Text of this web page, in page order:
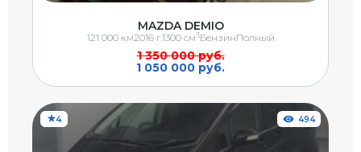
MAZDA DEMIO
1 350 000 руб.
1 050 000 руб.
121 000 км2016 г.1300 см3БензинПолный
4 494